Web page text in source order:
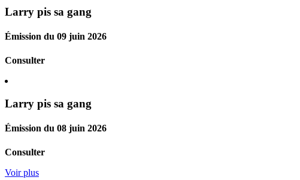
Larry pis sa gang
Émission du 09 juin 2026
Consulter
Larry pis sa gang
Émission du 08 juin 2026
Consulter
Voir plus